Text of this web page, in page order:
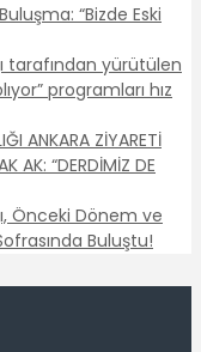
“Bizde Eski
tarafından yürütülen
programları hız
ANKARA ZİYARETİ
AK: “DERDİMİZ DE
Önceki Dönem ve
Buluştu!